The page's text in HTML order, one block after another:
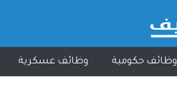
وظائف حكومية وظائف عسكرية